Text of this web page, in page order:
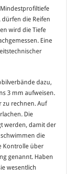
dürfen die Reifen
wird die Tiefe
Eine
dazu,
3 mm aufweisen.
zu rechnen. Auf
Die
werden, damit der
die
Kontrolle über
genannt. Haben
wesentlich